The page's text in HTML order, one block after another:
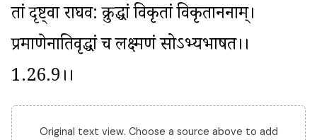
तां दृष्ट्वा राघव: क्रुद्धां विकृतां विकृताननाम्।
प्रमाणेनातिवृद्धां च लक्ष्मणं सोऽभ्यभाषत।।
1.26.9।।
Original text view. Choose a source above to add